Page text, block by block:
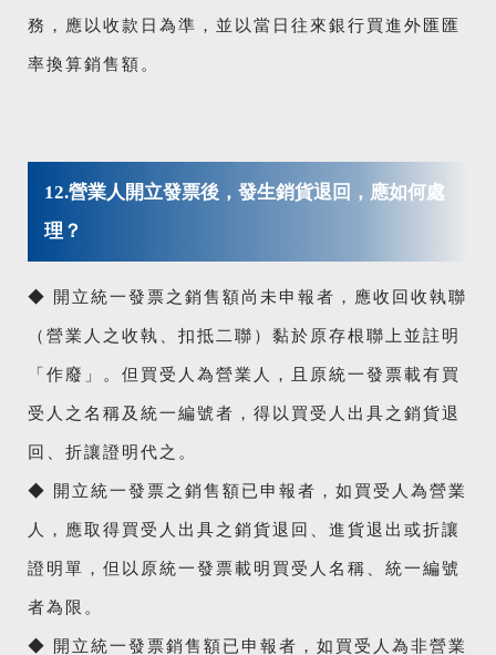
務，應以收款日為準，並以當日往來銀行買進外匯匯
率換算銷售額。
12.營業人開立發票後，發生銷貨退回，應如何處
理？
◆ 開立統一發票之銷售額尚未申報者，應收回收執聯
（營業人之收執、扣抵二聯）黏於原存根聯上並註明
「作廢」。但買受人為營業人，且原統一發票載有買
受人之名稱及統一編號者，得以買受人出具之銷貨退
回、折讓證明代之。
◆ 開立統一發票之銷售額已申報者，如買受人為營業
人，應取得買受人出具之銷貨退回、進貨退出或折讓
證明單，但以原統一發票載明買受人名稱、統一編號
者為限。
◆ 開立統一發票銷售額已申報者，如買受人為非營業